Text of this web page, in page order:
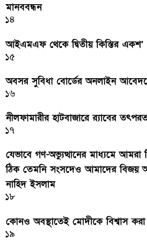
মানববন্ধন
১৪
আইএমএফ থেকে দ্বিতীয় কিস্তির
১৫
অবসর সুবিধা বোর্ডের অনলাইন
১৬
নীলফামারীর হাটবাজারে র‌্যাবের
১৭
যেভাবে গণ-অভ্যুত্থানের মাধ্যমে
ঠিক তেমনি সংসদেও আমাদের বিজয়
নাহিদ ইসলাম
১৮
কোনও অবস্থাতেই মোদীকে বিশ্বাস
১৯